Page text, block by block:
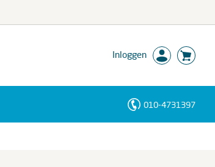
Inloggen
010-4731397